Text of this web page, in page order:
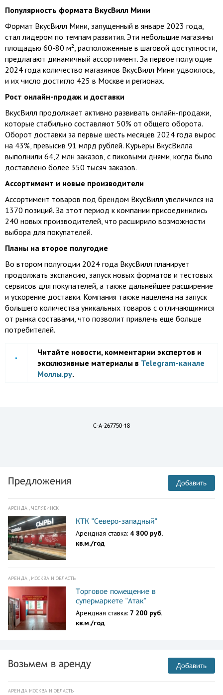
Популярность формата ВкусВилл Мини
Формат ВкусВилл Мини, запущенный в январе 2023 года,
стал лидером по темпам развития. Эти небольшие магазины
площадью 60-80 м², расположенные в шаговой доступности,
предлагают динамичный ассортимент. За первое полугодие
2024 года количество магазинов ВкусВилл Мини удвоилось,
и их число достигло 425 в Москве и регионах.
Рост онлайн-продаж и доставки
ВкусВилл продолжает активно развивать онлайн-продажи,
которые стабильно составляют 50% от общего оборота.
Оборот доставки за первые шесть месяцев 2024 года вырос
на 43%, превысив 91 млрд рублей. Курьеры ВкусВилла
выполнили 64,2 млн заказов, с пиковыми днями, когда было
доставлено более 350 тысяч заказов.
Ассортимент и новые производители
Ассортимент товаров под брендом ВкусВилл увеличился на
1370 позиций. За этот период к компании присоединились
240 новых производителей, что расширило возможности
выбора для покупателей.
Планы на второе полугодие
Во втором полугодии 2024 года ВкусВилл планирует
продолжать экспансию, запуск новых форматов и тестовых
сервисов для покупателей, а также дальнейшее расширение
и ускорение доставки. Компания также нацелена на запуск
большего количества уникальных товаров с отличающимися
от рынка составами, что позволит привлечь еще больше
потребителей.
Читайте новости, комментарии экспертов и
эксклюзивные материалы в Telegram-канале
Моллы.ру.
C-A-267750-18
Предложения Добавить
АРЕНДА , ЧЕЛЯБИНСК
КТК "Северо-западный"
Арендная ставка: 4 800 руб.
кв.м./год
АРЕНДА , МОСКВА И ОБЛАСТЬ
Торговое помещение в
супермаркете "Атак"
Арендная ставка: 7 200 руб.
кв.м./год
Возьмем в аренду Добавить
АРЕНДА МОСКВА И ОБЛАСТЬ